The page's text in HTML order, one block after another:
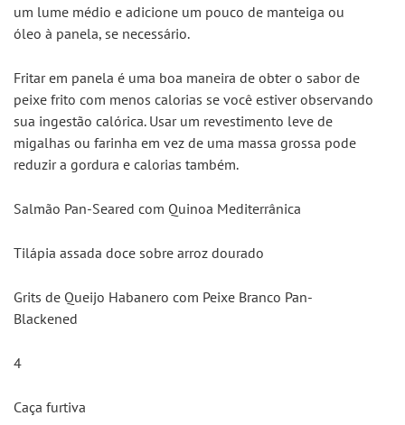
um lume médio e adicione um pouco de manteiga ou
óleo à panela, se necessário.
Fritar em panela é uma boa maneira de obter o sabor de
peixe frito com menos calorias se você estiver observando
sua ingestão calórica. Usar um revestimento leve de
migalhas ou farinha em vez de uma massa grossa pode
reduzir a gordura e calorias também.
Salmão Pan-Seared com Quinoa Mediterrânica
Tilápia assada doce sobre arroz dourado
Grits de Queijo Habanero com Peixe Branco Pan-
Blackened
4
Caça furtiva